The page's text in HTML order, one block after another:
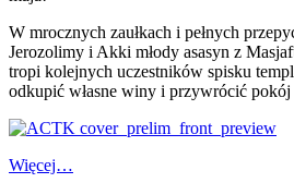
W mrocznych zaułkach i pełnych
Jerozolimy i Akki młody asasyn z
tropi kolejnych uczestników spisku
odkupić własne winy i przywrócić
Więcej…